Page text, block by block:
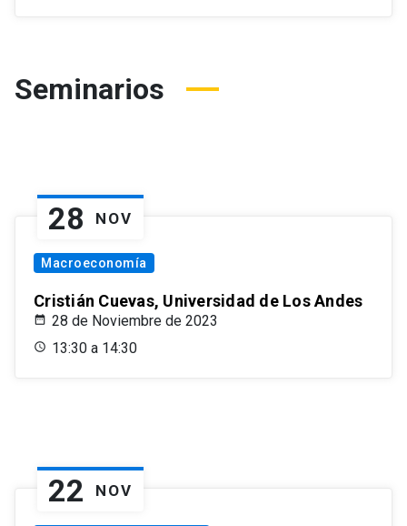
Seminarios
28 NOV
Macroeconomía
Cristián Cuevas, Universidad de Los Andes
28 de Noviembre de 2023
13:30 a 14:30
22 NOV